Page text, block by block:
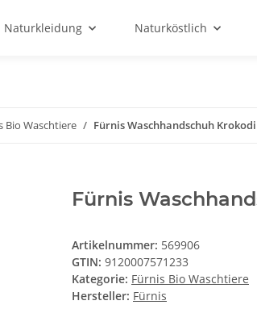
Naturkleidung Naturköstlich
Bio Waschtiere Fürnis Waschhandschuh
Fürnis
Artikelnummer: 569906
GTIN: 9120007571233
Kategorie: Fürnis Bio Waschtiere
Hersteller: Fürnis